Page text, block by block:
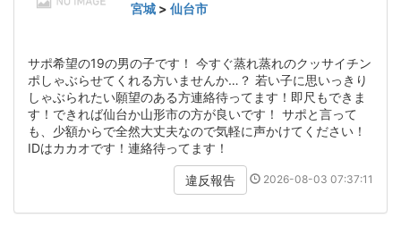
宮城 > 仙台市
サポ希望の19の男の子です！ 今すぐ蒸れ蒸れのクッサイチン
ポしゃぶらせてくれる方いませんか…？ 若い子に思いっきり
しゃぶられたい願望のある方連絡待ってます！即尺もできま
す！できれば仙台か山形市の方が良いです！ サポと言って
も、少額からで全然大丈夫なので気軽に声かけてください！
IDはカカオです！連絡待ってます！
違反報告 2026-08-03 07:37:11